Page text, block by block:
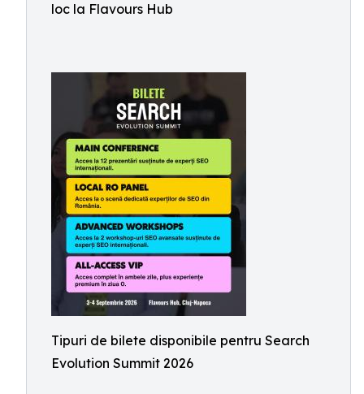
loc la Flavours Hub
Tipuri de bilete disponibile pentru Search
Evolution Summit 2026